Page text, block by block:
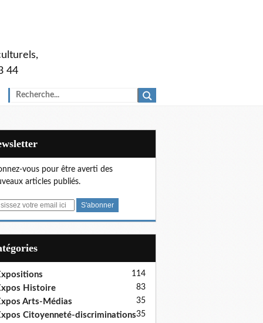
44
vous pour être averti des
articles publiés.
114
Histoire 83
Arts-Médias 35
Citoyenneté-discriminations35